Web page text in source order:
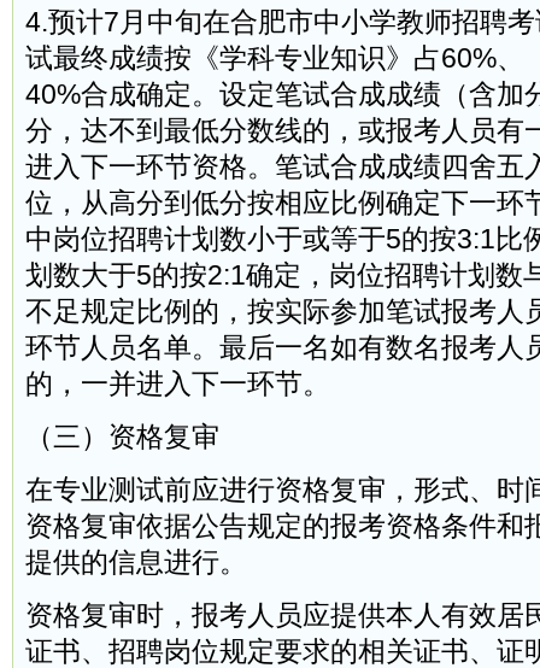
4.预计7月中旬在合肥市中小学教师招聘
试最终成绩按《学科专业知识》占60%、
40%合成确定。设定笔试合成成绩（含加
分，达不到最低分数线的，或报考人员有
进入下一环节资格。笔试合成成绩四舍五
位，从高分到低分按相应比例确定下一环
中岗位招聘计划数小于或等于5的按3:1比
划数大于5的按2:1确定，岗位招聘计划数
不足规定比例的，按实际参加笔试报考人
环节人员名单。最后一名如有数名报考人
的，一并进入下一环节。
（三）资格复审
在专业测试前应进行资格复审，形式、时
资格复审依据公告规定的报考资格条件和
提供的信息进行。
资格复审时，报考人员应提供本人有效居
证书、招聘岗位规定要求的相关证书、证